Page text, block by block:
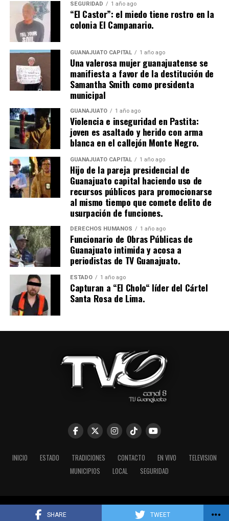
SHARE TWEET
SEGURIDAD 1 año ago
“El Castor”: el miedo tiene rostro en la
colonia El Campanario.
GUANAJUATO CAPITAL 1 año ago
Una valerosa mujer guanajuatense se
manifiesta a favor de la destitución de
Samantha Smith como presidenta
municipal
GUANAJUATO 1 año ago
Violencia e inseguridad en Pastita:
joven es asaltado y herido con arma
blanca en el callejón Monte Negro.
GUANAJUATO CAPITAL 1 año ago
Hijo de la pareja presidencial de
Guanajuato capital haciendo uso de
recursos públicos para promocionarse
al mismo tiempo que comete delito de
usurpación de funciones.
DERECHOS HUMANOS 1 año ago
Funcionario de Obras Públicas de
Guanajuato intimida y acosa a
periodistas de TV Guanajuato.
ESTADO 1 año ago
Capturan a “El Cholo“ líder del Cártel
Santa Rosa de Lima.
INICIO ESTADO TRADICIONES CONTACTO EN VIVO
TELEVISION
MUNICIPIOS
LOCAL SEGURIDAD
TV Guanajuato 2026 Guanajuato México Teléfono 473 73 41004